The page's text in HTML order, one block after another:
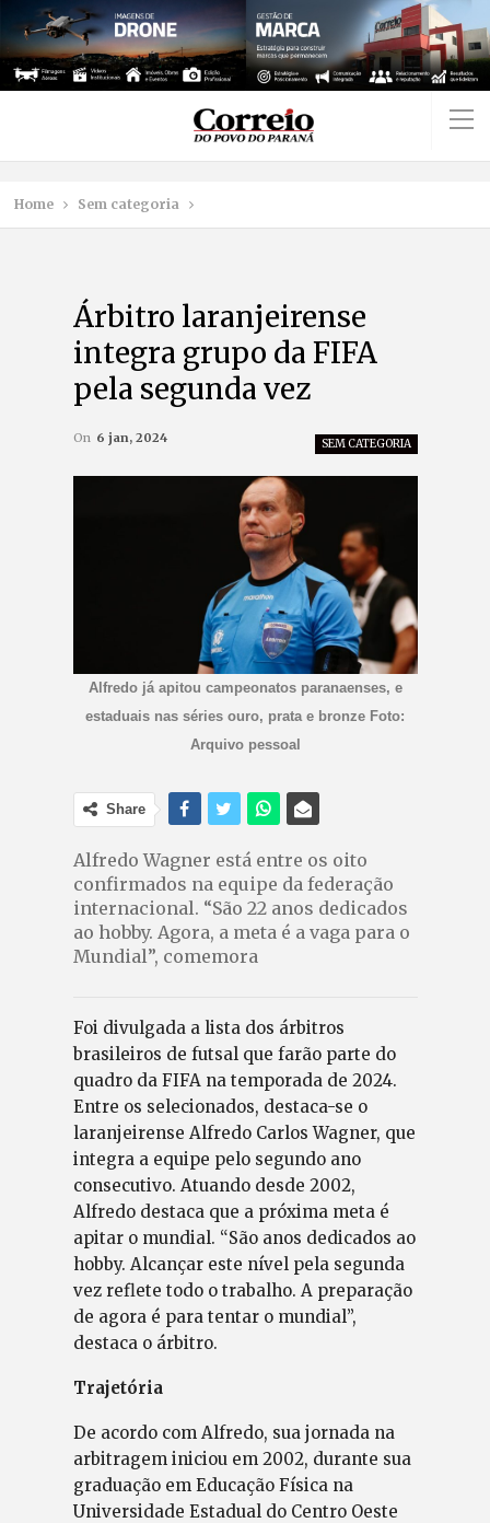
Home Sem categoria
Árbitro laranjeirense
integra grupo da FIFA
pela segunda vez
SEM CATEGORIA
On 6 jan, 2024
Alfredo já apitou campeonatos paranaenses, e
estaduais nas séries ouro, prata e bronze Foto:
Arquivo pessoal
Share
Alfredo Wagner está entre os oito
confirmados na equipe da federação
internacional. “São 22 anos dedicados
ao hobby. Agora, a meta é a vaga para o
Mundial”, comemora
Foi divulgada a lista dos árbitros
brasileiros de futsal que farão parte do
quadro da FIFA na temporada de 2024.
Entre os selecionados, destaca-se o
laranjeirense Alfredo Carlos Wagner, que
integra a equipe pelo segundo ano
consecutivo. Atuando desde 2002,
Alfredo destaca que a próxima meta é
apitar o mundial. “São anos dedicados ao
hobby. Alcançar este nível pela segunda
vez reflete todo o trabalho. A preparação
de agora é para tentar o mundial”,
destaca o árbitro.
Trajetória
De acordo com Alfredo, sua jornada na
arbitragem iniciou em 2002, durante sua
graduação em Educação Física na
Universidade Estadual do Centro Oeste